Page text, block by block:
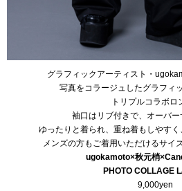
グラフィックアーティスト・
写真をコラージュしたグラフィ
トリプルコラボロ
袖口はリブ付きで、オーバー
ゆったりと着られ、重ね着もしやすく
メンズの方もご着用いただけるサイ
ugokamoto×秋元梢
PHOTO COLLAGE
9,000yen